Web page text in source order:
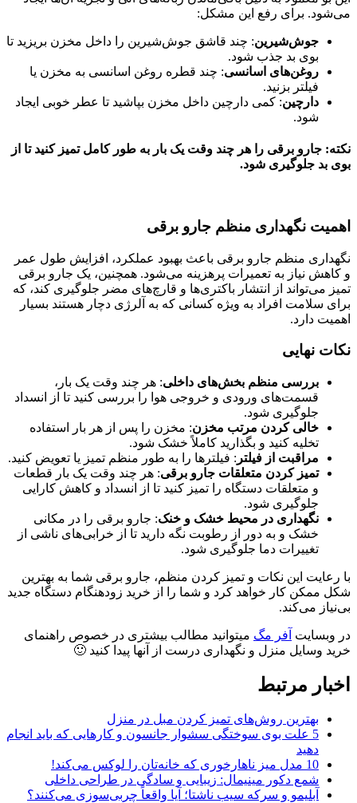
می‌شود. برای رفع این مشکل:
جوش‌شیرین: چند قاشق جوش‌شیرین را داخل مخزن بریزید تا
بوی بد جذب شود.
روغن‌های اسانسی: چند قطره روغن اسانسی به مخزن یا
فیلتر بزنید.
دارچین: کمی دارچین داخل مخزن بپاشید تا عطر خوبی ایجاد
شود.
نکته: جارو برقی را هر چند وقت یک بار به طور کامل تمیز کنید تا از
بوی بد جلوگیری شود.
اهمیت نگهداری منظم جارو برقی
نگهداری منظم جارو برقی باعث بهبود عملکرد، افزایش طول عمر
و کاهش نیاز به تعمیرات پرهزینه می‌شود. همچنین، یک جارو برقی
تمیز می‌تواند از انتشار باکتری‌ها و قارچ‌های مضر جلوگیری کند، که
برای سلامت افراد به ویژه کسانی که به آلرژی دچار هستند بسیار
اهمیت دارد.
نکات نهایی
بررسی منظم بخش‌های داخلی: هر چند وقت یک بار،
قسمت‌های ورودی و خروجی هوا را بررسی کنید تا از انسداد
جلوگیری شود.
خالی کردن مرتب مخزن: مخزن را پس از هر بار استفاده
تخلیه کنید و بگذارید کاملاً خشک شود.
مراقبت از فیلتر : فیلترها را به طور منظم تمیز یا تعویض کنید.
تمیز کردن متعلقات جارو برقی: هر چند وقت یک بار قطعات
و متعلقات دستگاه را تمیز کنید تا از انسداد و کاهش کارایی
جلوگیری شود.
نگهداری در محیط خشک و خنک: جارو برقی را در مکانی
خشک و به دور از رطوبت نگه دارید تا از خرابی‌های ناشی از
تغییرات دما جلوگیری شود.
با رعایت این نکات و تمیز کردن منظم، جارو برقی شما به بهترین
شکل ممکن کار خواهد کرد و شما را از خرید زودهنگام دستگاه جدید
بی‌نیاز می‌کند.
در وبسایت آفر مگ میتوانید مطالب بیشتری در خصوص راهنمای
خرید وسایل منزل و نگهداری درست از آنها پیدا کنید 🙂
اخبار مرتبط
بهترین روش‌های تمیز کردن مبل در منزل
5 علت بوی سوختگی سشوار جانسون و کارهایی که باید انجام
دهید
10 مدل میز ناهارخوری که خانه‌تان را لوکس می‌کند!
شمع دکور مینیمال: زیبایی و سادگی در طراحی داخلی
آبلیمو و سرکه سیب ناشتا؛ آیا واقعاً چربی‌سوزی می‌کنند؟